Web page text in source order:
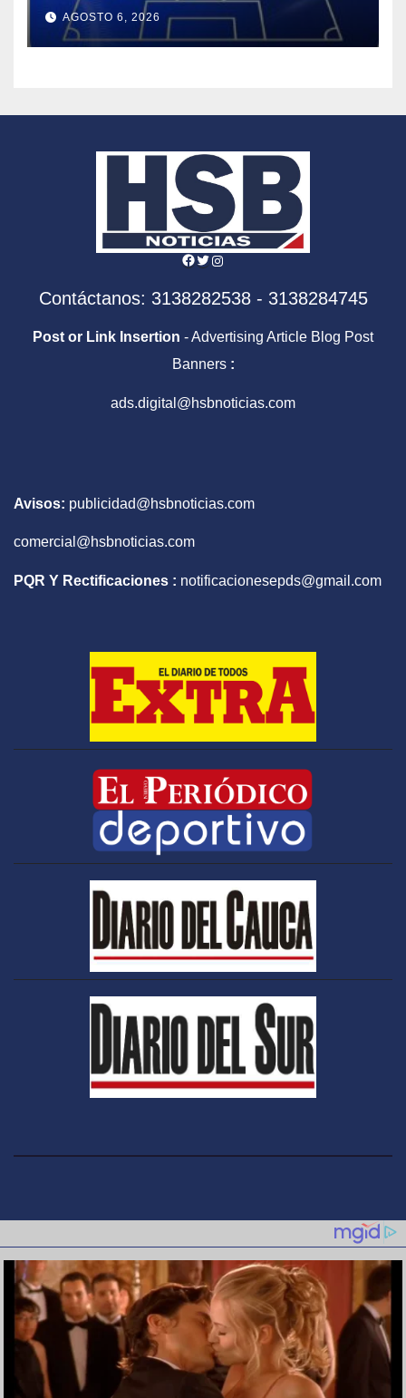
AGOSTO 6, 2026
Facebook
Twitter
Instagram
Contáctanos: 3138282538 - 3138284745
Post or Link Insertion - Advertising Article Blog Post
Banners :
ads.digital@hsbnoticias.com
Avisos: publicidad@hsbnoticias.com
comercial@hsbnoticias.com
PQR Y Rectificaciones : notificacionesepds@gmail.com